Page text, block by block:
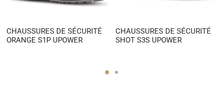
CHAUSSURES DE SÉCURITÉ
ORANGE S1P UPOWER
CHAUSSURES DE SÉCURITÉ
SHOT S3S UPOWER